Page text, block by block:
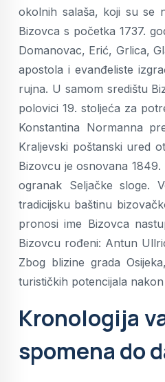
okolnih salaša, koji su se
Bizovca s početka 1737.
Domanovac, Erić, Grlica,
apostola i evanđeliste
rujna. U samom središtu
polovici 19. stoljeća za
Konstantina Normanna
Kraljevski poštanski ured
Bizovcu je osnovana
ogranak Seljačke sloge.
tradicijsku baštinu
pronosi ime Bizovca
Bizovcu rođeni: Antun
Zbog blizine grada
turističkih potencijala
Kronologija
spomena do